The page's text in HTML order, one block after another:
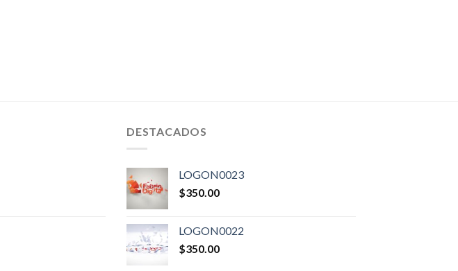
DESTACADOS
LOGON0023
$350.00
LOGON0022
$350.00